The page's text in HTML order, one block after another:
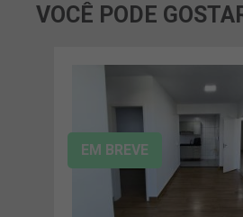
VOCÊ PODE
EM BREVE